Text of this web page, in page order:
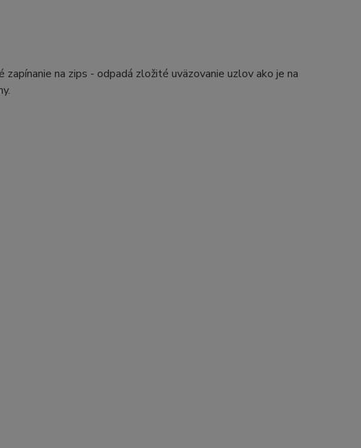
na zips - odpadá zložité uväzovanie uzlov ako je na